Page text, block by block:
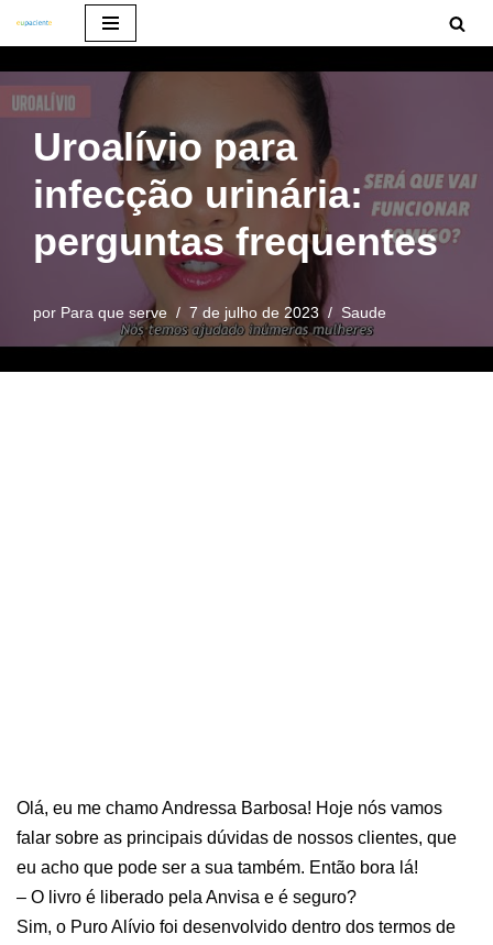
para
o
conteúdo
Uroalívio para
infecção urinária:
perguntas frequentes
por Para que serve 7 de julho de 2023 Saude
Olá, eu me chamo Andressa Barbosa! Hoje nós vamos
falar sobre as principais dúvidas de nossos clientes, que
eu acho que pode ser a sua também. Então bora lá!
– O livro é liberado pela Anvisa e é seguro?
Sim, o Puro Alívio foi desenvolvido dentro dos termos de